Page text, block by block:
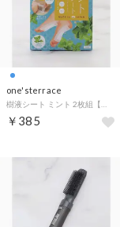
one'sterrace
￥385